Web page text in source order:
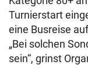
Turnierstart
eine Busreise
„Bei solchen
sein“, grinst